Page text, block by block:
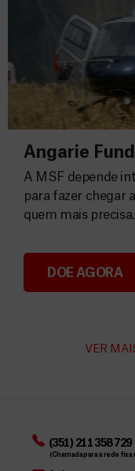
Angarie
Angarie
A MSF depende
para fazer chegar
quem mais precisa.
DOE AGORA
VER
(351) 211 358 729
(Chamada para a rede fixa